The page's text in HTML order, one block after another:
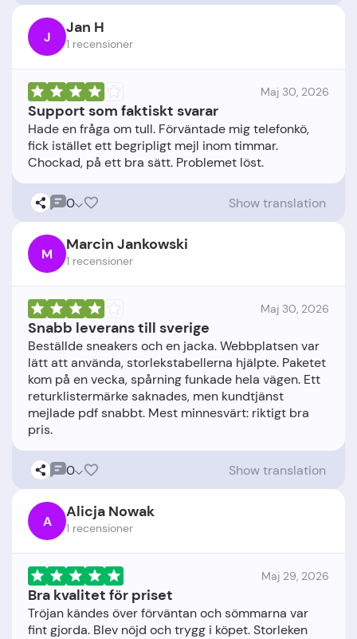
J Jan H
1 recensioner
Maj 30, 2026
Support som faktiskt svarar
Hade en fråga om tull. Förväntade mig telefonkö,
fick istället ett begripligt mejl inom timmar.
0 Show translation
M Marcin Jankowski
1 recensioner
Maj 30, 2026
Snabb leverans till sverige
Beställde sneakers och en jacka. Webbplatsen var
lätt att använda, storlekstabellerna hjälpte. Paketet
kom på en vecka, spårning funkade hela vägen. Ett
returklistermärke saknades, men kundtjänst
mejlade pdf snabbt. Mest minnesvärt: riktigt bra
0 Show translation
A Alicja Nowak
1 recensioner
Maj 29, 2026
Bra kvalitet för priset
Tröjan kändes över förväntan och sömmarna var
fint gjorda. Blev nöjd och trygg i köpet. Storleken